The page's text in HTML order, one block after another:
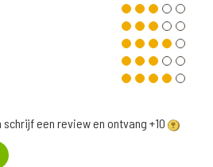
schrijf een review en ontvang +10